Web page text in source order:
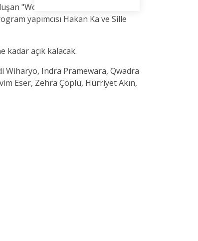
"Wonderful Indonesia" isimli
yapımcısı Hakan Ka ve Sille
kadar açık kalacak.
Wiharyo, Indra Pramewara, Qwadra
Eser, Zehra Çöplü, Hürriyet Akın,